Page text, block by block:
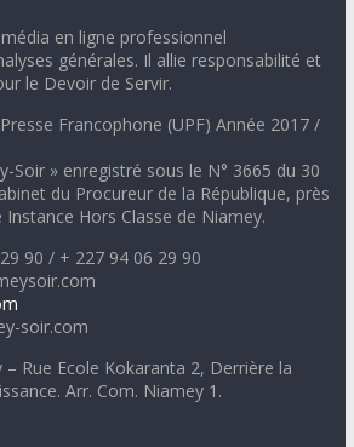
en ligne professionnel
générales. Il allie responsabilité et
le Devoir de Servir.
Francophone (UPF) Année 2017 /
Soir » enregistré sous le N° 3665 du 30
du Procureur de la République, près
Instance Hors Classe de Niamey.
90 / + 227 94 06 29 90
soir.com
– Rue Ecole Kokaranta 2, Derrière la
Arr. Com. Niamey 1.